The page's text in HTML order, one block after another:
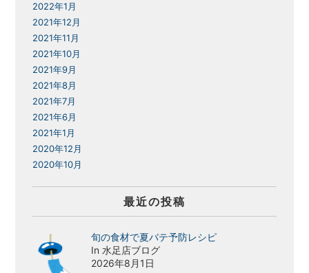
2022年1月
2021年12月
2021年11月
2021年10月
2021年9月
2021年8月
2021年7月
2021年6月
2021年1月
2020年12月
2020年10月
最近の投稿
旬の食材で夏バテ予防レシピ
In 水足店ブログ
2026年8月1日